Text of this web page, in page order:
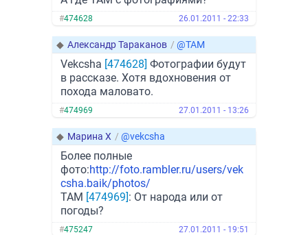
#474628 26.01.2011 - 22:33
◆ Александр Тараканов / @TAM
Vekcsha [474628] Фотографии будут
в рассказе. Хотя вдохновения от
похода маловато.
#474969 27.01.2011 - 13:26
◆ Марина X / @vekcsha
Более полные
фото:http://foto.rambler.ru/users/vek
csha.baik/photos/
TAM [474969]: От народа или от
погоды?
#475247 27.01.2011 - 19:51